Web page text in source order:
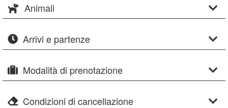
Animali
Arrivi e partenze
Modalità di prenotazione
Condizioni di cancellazione